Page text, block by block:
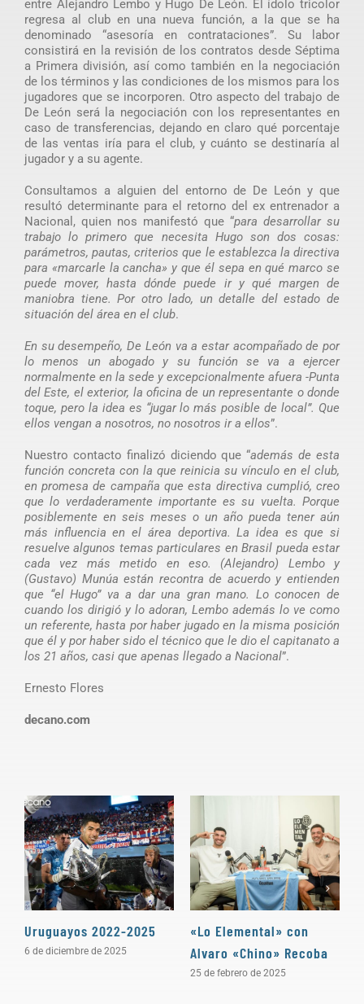
entre Alejandro Lembo y Hugo De León. El ídolo tricolor
regresa al club en una nueva función, a la que se ha
denominado “asesoría en contrataciones”. Su labor
consistirá en la revisión de los contratos desde Séptima
a Primera división, así como también en la negociación
de los términos y las condiciones de los mismos para los
jugadores que se incorporen. Otro aspecto del trabajo de
De León será la negociación con los representantes en
caso de transferencias, dejando en claro qué porcentaje
de las ventas iría para el club, y cuánto se destinaría al
jugador y a su agente.
Consultamos a alguien del entorno de De León y que
resultó determinante para el retorno del ex entrenador a
Nacional, quien nos manifestó que “para desarrollar su
trabajo lo primero que necesita Hugo son dos cosas:
parámetros, pautas, criterios que le establezca la directiva
para «marcarle la cancha» y que él sepa en qué marco se
puede mover, hasta dónde puede ir y qué margen de
maniobra tiene. Por otro lado, un detalle del estado de
situación del área en el club.
En su desempeño, De León va a estar acompañado de por
lo menos un abogado y su función se va a ejercer
normalmente en la sede y excepcionalmente afuera -Punta
del Este, el exterior, la oficina de un representante o donde
toque, pero la idea es “jugar lo más posible de local”. Que
ellos vengan a nosotros, no nosotros ir a ellos”.
Nuestro contacto finalizó diciendo que “además de esta
función concreta con la que reinicia su vínculo en el club,
en promesa de campaña que esta directiva cumplió, creo
que lo verdaderamente importante es su vuelta. Porque
posiblemente en seis meses o un año pueda tener aún
más influencia en el área deportiva. La idea es que si
resuelve algunos temas particulares en Brasil pueda estar
cada vez más metido en eso. (Alejandro) Lembo y
(Gustavo) Munúa están recontra de acuerdo y entienden
que “el Hugo” va a dar una gran mano. Lo conocen de
cuando los dirigió y lo adoran, Lembo además lo ve como
un referente, hasta por haber jugado en la misma posición
que él y por haber sido el técnico que le dio el capitanato a
los 21 años, casi que apenas llegado a Nacional”.
Ernesto Flores
decano.com
Uruguayos 2022-2025
6 de diciembre de 2025
«Lo Elemental» con
Alvaro «Chino» Recoba
25 de febrero de 2025